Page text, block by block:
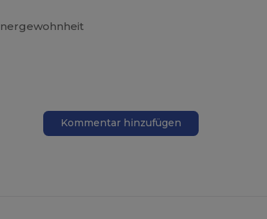
Kommentar hinzufügen